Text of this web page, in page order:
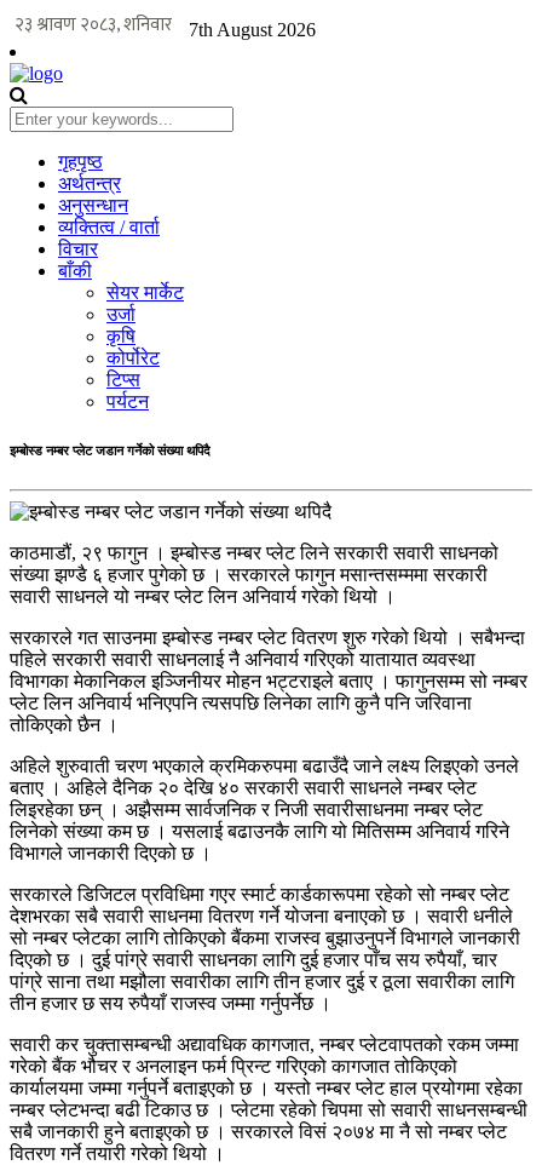
7th August 2026
गृहपृष्ठ
अर्थतन्त्र
अनुसन्धान
व्यक्तित्व / वार्ता
विचार
बाँकी
सेयर मार्केट
उर्जा
कृषि
कोर्पोरेट
टिप्स
पर्यटन
इम्बोस्ड नम्बर प्लेट जडान गर्नेको संख्या थपिदै
काठमाडौं, २९ फागुन । इम्बोस्ड नम्बर प्लेट लिने सरकारी सवारी साधनको
संख्या झण्डै ६ हजार पुगेको छ । सरकारले फागुन मसान्तसम्ममा सरकारी
सवारी साधनले यो नम्बर प्लेट लिन अनिवार्य गरेको थियो ।
सरकारले गत साउनमा इम्बोस्ड नम्बर प्लेट वितरण शुरु गरेको थियो । सबैभन्दा
पहिले सरकारी सवारी साधनलाई नै अनिवार्य गरिएको यातायात व्यवस्था
विभागका मेकानिकल इञ्जिनीयर मोहन भट्टराइले बताए । फागुनसम्म सो नम्बर
प्लेट लिन अनिवार्य भनिएपनि त्यसपछि लिनेका लागि कुनै पनि जरिवाना
तोकिएको छैन ।
अहिले शुरुवाती चरण भएकाले क्रमिकरुपमा बढाउँदै जाने लक्ष्य लिइएको उनले
बताए । अहिले दैनिक २० देखि ४० सरकारी सवारी साधनले नम्बर प्लेट
लिइरहेका छन् । अझैसम्म सार्वजनिक र निजी सवारीसाधनमा नम्बर प्लेट
लिनेको संख्या कम छ । यसलाई बढाउनकै लागि यो मितिसम्म अनिवार्य गरिने
विभागले जानकारी दिएको छ ।
सरकारले डिजिटल प्रविधिमा गएर स्मार्ट कार्डकारूपमा रहेको सो नम्बर प्लेट
देशभरका सबै सवारी साधनमा वितरण गर्ने योजना बनाएको छ । सवारी धनीले
सो नम्बर प्लेटका लागि तोकिएको बैंकमा राजस्व बुझाउनुपर्ने विभागले जानकारी
दिएको छ । दुई पांग्रे सवारी साधनका लागि दुई हजार पाँच सय रुपैयाँ, चार
पांग्रे साना तथा मझौला सवारीका लागि तीन हजार दुई र ठूला सवारीका लागि
तीन हजार छ सय रुपैयाँ राजस्व जम्मा गर्नुपर्नेछ ।
सवारी कर चुक्तासम्बन्धी अद्यावधिक कागजात, नम्बर प्लेटवापतको रकम जम्मा
गरेको बैंक भौचर र अनलाइन फर्म प्रिन्ट गरिएको कागजात तोकिएको
कार्यालयमा जम्मा गर्नुपर्ने बताइएको छ । यस्तो नम्बर प्लेट हाल प्रयोगमा रहेका
नम्बर प्लेटभन्दा बढी टिकाउ छ । प्लेटमा रहेको चिपमा सो सवारी साधनसम्बन्धी
सबै जानकारी हुने बताइएको छ । सरकारले विसं २०७४ मा नै सो नम्बर प्लेट
वितरण गर्ने तयारी गरेको थियो ।